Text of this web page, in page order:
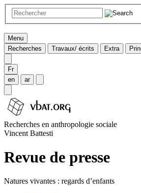
Menu
Recherches
Travaux/ écrits Extra
Fr
en
ar
Recherches en anthropologie sociale
Vincent Battesti
Revue de presse
Natures vivantes : regards d’enfants